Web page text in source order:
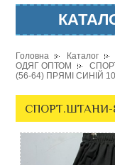
Головна Каталог
ОДЯГ ОПТОМ
(56-64) ПРЯМІ СИНІЙ 10
СПОРТ.ШТАНИ-